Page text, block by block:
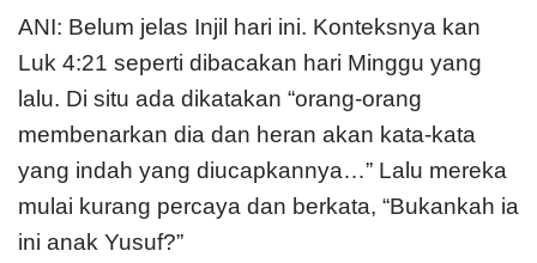
ANI: Belum jelas Injil hari ini. Konteksnya kan
Luk 4:21 seperti dibacakan hari Minggu yang
lalu. Di situ ada dikatakan “orang-orang
membenarkan dia dan heran akan kata-kata
yang indah yang diucapkannya…” Lalu mereka
mulai kurang percaya dan berkata, “Bukankah ia
ini anak Yusuf?”